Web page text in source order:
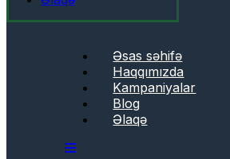
Əsas səhifə
Haqqımızda
Kampaniyalar
Blog
Əlaqə